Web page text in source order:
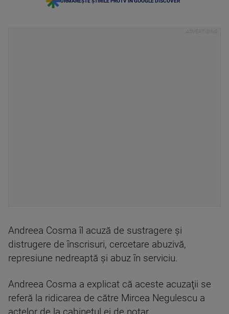
Andreea Cosma îl acuză de sustragere şi
distrugere de înscrisuri, cercetare abuzivă,
represiune nedreaptă şi abuz în serviciu.
Andreea Cosma a explicat că aceste acuzaţii se
referă la ridicarea de către Mircea Negulescu a